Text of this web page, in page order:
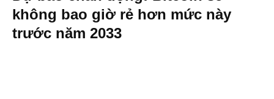
không bao giờ rẻ hơn mức này
trước năm 2033